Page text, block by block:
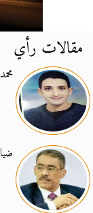
مقالات رأي